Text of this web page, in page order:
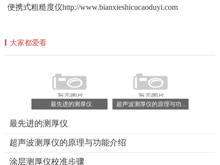
便携式粗糙度仪http://www.bianxieshicucaoduyi.com
大家都爱看
最先进的测厚仪
最先进的测厚仪
超声波测厚仪的原理与功能介绍
涂层测厚仪校准步骤